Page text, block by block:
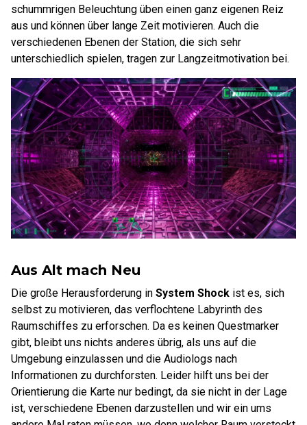
schummrigen Beleuchtung üben einen ganz eigenen Reiz
aus und können über lange Zeit motivieren. Auch die
verschiedenen Ebenen der Station, die sich sehr
unterschiedlich spielen, tragen zur Langzeitmotivation bei.
Aus Alt mach Neu
Die große Herausforderung in System Shock ist es, sich
selbst zu motivieren, das verflochtene Labyrinth des
Raumschiffes zu erforschen. Da es keinen Questmarker
gibt, bleibt uns nichts anderes übrig, als uns auf die
Umgebung einzulassen und die Audiologs nach
Informationen zu durchforsten. Leider hilft uns bei der
Orientierung die Karte nur bedingt, da sie nicht in der Lage
ist, verschiedene Ebenen darzustellen und wir ein ums